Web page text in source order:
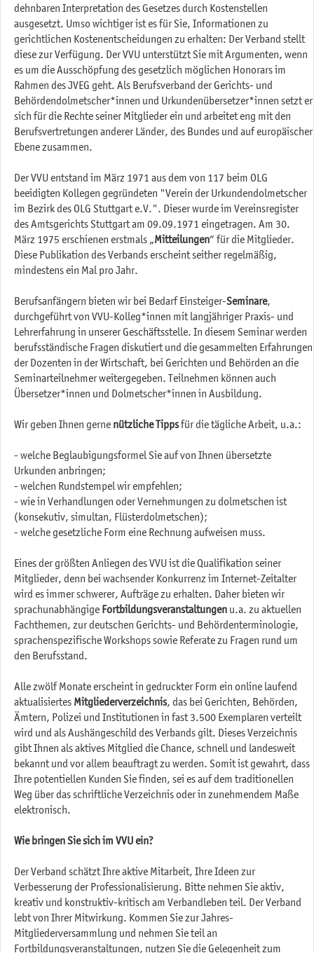
dehnbaren Interpretation des Gesetzes durch Kostenstellen
ausgesetzt. Umso wichtiger ist es für Sie, Informationen zu
gerichtlichen Kostenentscheidungen zu erhalten: Der Verband stellt
diese zur Verfügung. Der VVU unterstützt Sie mit Argumenten, wenn
es um die Ausschöpfung des gesetzlich möglichen Honorars im
Rahmen des JVEG geht. Als Berufsverband der Gerichts- und
Behördendolmetscher*innen und Urkundenübersetzer*innen setzt er
sich für die Rechte seiner Mitglieder ein und arbeitet eng mit den
Berufsvertretungen anderer Länder, des Bundes und auf europäischer
Ebene zusammen.
Der VVU entstand im März 1971 aus dem von 117 beim OLG
beeidigten Kollegen gegründeten "Verein der Urkundendolmetscher
im Bezirk des OLG Stuttgart e.V.". Dieser wurde im Vereinsregister
des Amtsgerichts Stuttgart am 09.09.1971 eingetragen. Am 30.
März 1975 erschienen erstmals „Mitteilungen“ für die Mitglieder.
Diese Publikation des Verbands erscheint seither regelmäßig,
mindestens ein Mal pro Jahr.
Berufsanfängern bieten wir bei Bedarf Einsteiger-Seminare,
durchgeführt von VVU-Kolleg*innen mit langjähriger Praxis- und
Lehrerfahrung in unserer Geschäftsstelle. In diesem Seminar werden
berufsständische Fragen diskutiert und die gesammelten Erfahrungen
der Dozenten in der Wirtschaft, bei Gerichten und Behörden an die
Seminarteilnehmer weitergegeben. Teilnehmen können auch
Übersetzer*innen und Dolmetscher*innen in Ausbildung.
Wir geben Ihnen gerne nützliche Tippsfür die tägliche Arbeit, u.a.:
- welche Beglaubigungsformel Sie auf von Ihnen übersetzte
Urkunden anbringen;
- welchen Rundstempel wir empfehlen;
- wie in Verhandlungen oder Vernehmungen zu dolmetschen ist
(konsekutiv, simultan, Flüsterdolmetschen);
- welche gesetzliche Form eine Rechnung aufweisen muss.
Eines der größten Anliegen des VVU ist die Qualifikation seiner
Mitglieder, denn bei wachsender Konkurrenz im Internet-Zeitalter
wird es immer schwerer, Aufträge zu erhalten. Daher bieten wir
sprachunabhängige Fortbildungsveranstaltungen u.a. zu aktuellen
Fachthemen, zur deutschen Gerichts- und Behördenterminologie,
sprachenspezifische Workshops sowie Referate zu Fragen rund um
den Berufsstand.
Alle zwölf Monate erscheint in gedruckter Form ein online laufend
aktualisiertes Mitgliederverzeichnis, das bei Gerichten, Behörden,
Ämtern, Polizei und Institutionen in fast 3.500 Exemplaren verteilt
wird und als Aushängeschild des Verbands gilt. Dieses Verzeichnis
gibt Ihnen als aktives Mitglied die Chance, schnell und landesweit
bekannt und vor allem beauftragt zu werden. Somit ist gewahrt, dass
Ihre potentiellen Kunden Sie finden, sei es auf dem traditionellen
Weg über das schriftliche Verzeichnis oder in zunehmendem Maße
elektronisch.
Wie bringen Sie sich im VVU ein?
Der Verband schätzt Ihre aktive Mitarbeit, Ihre Ideen zur
Verbesserung der Professionalisierung. Bitte nehmen Sie aktiv,
kreativ und konstruktiv-kritisch am Verbandleben teil. Der Verband
lebt von Ihrer Mitwirkung. Kommen Sie zur Jahres-
Mitgliederversammlung und nehmen Sie teil an
Fortbildungsveranstaltungen, nutzen Sie die Gelegenheit zum